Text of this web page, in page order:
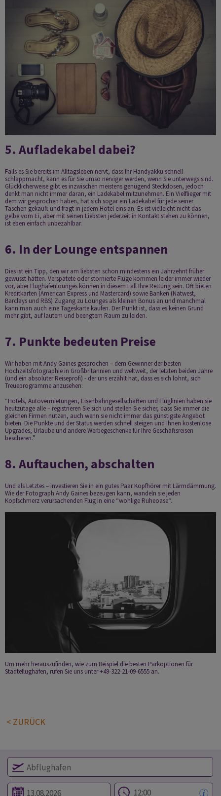
5. Aufladekabel dabei?
Falls es Sie bereits im Alltagsleben nervt, dass Ihr Handyakku schnell
schlappmacht, kann es für Sie umso nerviger werden, wenn Sie unterwegs sind.
Glücklicherweise gibt es inzwischen meistens genügend Steckdosen, jedoch
denkt man nicht immer daran, ein Ladekabel mitzunehmen. Ein Vielflieger mit
dem wir gesprochen haben, hat sich sogar ein Ladekabel für jede seiner
Taschen gekauft und fragt in jedem Hotel eins an. Es ist vielleicht nicht das
gelbe vom Ei, aber mit seinen Liebsten jederzeit in Kontakt stehen zu können,
ist eben einfach unbezahlbar.
6. In der Lounge entspannen
Dies ist ein Tipp, den wir am liebsten schon mindestens ein Jahrzehnt früher
gewusst hätten. Verspätete oder stornierte Flüge kommen leider immer wieder
vor, aber Flughafenlounges können in diesem Fall Ihre Rettung sein. Oft bieten
Kreditkarten (American Express und Mastercard) sowie Banken (Natwest,
Barclays und RBS) Zugang zu Lounges als kleinen Bonus an und manchmal
kann man auch eine Tageskarte kaufen. Der Punkt ist, dass es keinen Grund
mehr gibt, auf lautem und beengtem Raum zu leiden.
7. Punkte bedeuten Preise
Wir haben mitAndy Gaines gesprochen – dem Gewinner der besten
Hochzeitsfotographie in Großbritannien und weltweit, der letzten beiden Jahre
(und ein absoluter Reiseprofi) - der uns erzählt hat, dass es sich lohnt, sich
Treueprogramme anzusehen:
“Hotels, Autovermietungen, Eisenbahngesellschaften und Fluglinien haben sie
heutzutage alle – registrieren Sie sich und stellen Sie sicher, dass Sie immer die
gleichen Firmen nutzen, auch wenn sie nicht immer das günstigste Angebot
bieten. Die Punkte und der Status werden schnell steigen und Ihnen kostenlose
Upgrades, Urlaube und andere Werbegeschenke für Ihre Geschäftsreisen
bescheren.”
8. Auftauchen, abschalten
Und als Letztes – investieren Sie in ein gutes Paar Kopfhörer mit Lärmdämmung.
Wie der Fotograph Andy Gaines bezeugen kann, wandeln sie jeden
Kopfschmerz verursachenden Flug in eine “wohlige Ruheoase“.
Um mehr herauszufinden, wie zum Beispiel die besten Parkoptionen für
Städteflughäfen, rufen Sie uns unter +49-322-21-09-6555 an.
< ZURÜCK